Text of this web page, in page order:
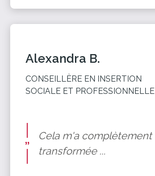
Alexandra B.
CONSEILLÈRE EN INSERTION
SOCIALE ET PROFESSIONNELLE
Cela m'a complètement
transformée ...